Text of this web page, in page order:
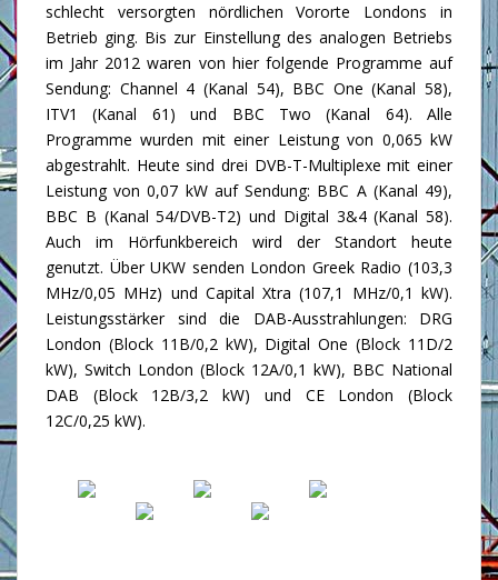
schlecht versorgten nördlichen Vororte Londons in
Betrieb ging. Bis zur Einstellung des analogen Betriebs
im Jahr 2012 waren von hier folgende Programme auf
Sendung: Channel 4 (Kanal 54), BBC One (Kanal 58),
ITV1 (Kanal 61) und BBC Two (Kanal 64). Alle
Programme wurden mit einer Leistung von 0,065 kW
abgestrahlt. Heute sind drei DVB-T-Multiplexe mit einer
Leistung von 0,07 kW auf Sendung: BBC A (Kanal 49),
BBC B (Kanal 54/DVB-T2) und Digital 3&4 (Kanal 58).
Auch im Hörfunkbereich wird der Standort heute
genutzt. Über UKW senden London Greek Radio (103,3
MHz/0,05 MHz) und Capital Xtra (107,1 MHz/0,1 kW).
Leistungsstärker sind die DAB-Ausstrahlungen: DRG
London (Block 11B/0,2 kW), Digital One (Block 11D/2
kW), Switch London (Block 12A/0,1 kW), BBC National
DAB (Block 12B/3,2 kW) und CE London (Block
12C/0,25 kW).